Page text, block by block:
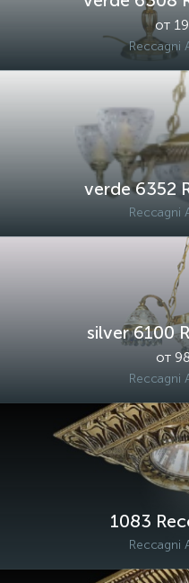
от
Reccagni
verde 6352
Reccagni
silver 6100
от
Reccagni
1083
Reccagni